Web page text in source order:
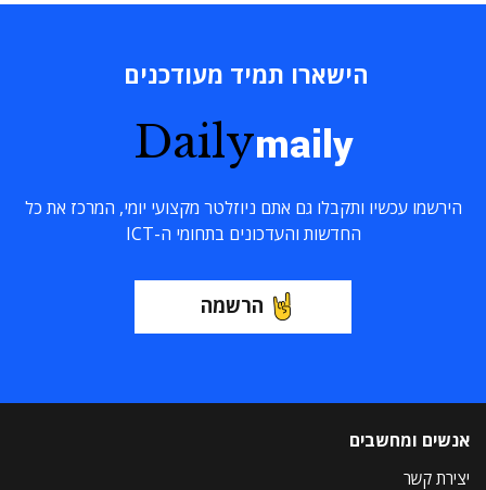
הישארו תמיד מעודכנים
Dailymaily
הירשמו עכשיו ותקבלו גם אתם ניוזלטר מקצועי יומי, המרכז את כל
החדשות והעדכונים בתחומי ה-ICT
הרשמה
אנשים ומחשבים
יצירת קשר